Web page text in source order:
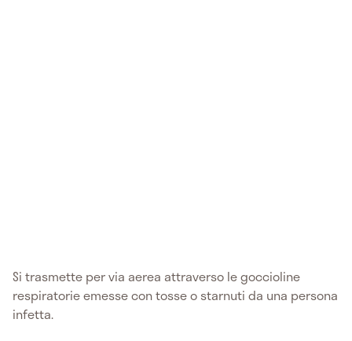
Si trasmette per via aerea attraverso le goccioline
respiratorie emesse con tosse o starnuti da una persona
infetta.